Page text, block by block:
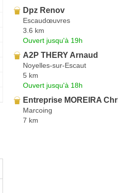
Dpz Renov
Escaudœuvres
3.6 km
Ouvert jusqu'à 19h
A2P THERY Arnaud
Noyelles-sur-Escaut
5 km
Ouvert jusqu'à 18h
Entreprise MOREIRA
Marcoing
7 km